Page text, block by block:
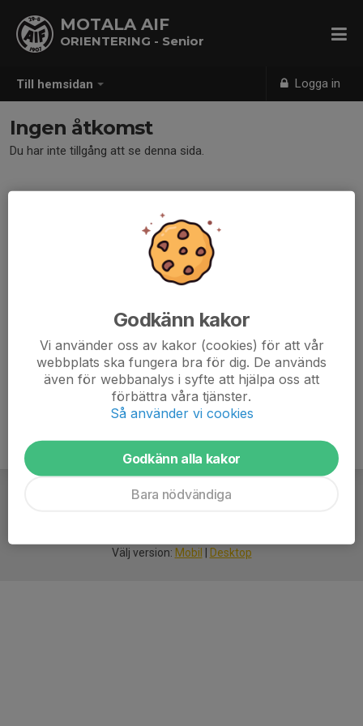
Till hemsidan Logga in
MOTALA AIF
ORIENTERING - Senior
Ingen åtkomst
Du har inte tillgång att se denna sida.
Välj version: Mobil Desktop
Godkänn kakor
Vi använder oss av kakor (cookies) för att vår
webbplats ska fungera bra för dig. De används
även för webbanalys i syfte att hjälpa oss att
förbättra våra tjänster.
Så använder vi cookies
Godkänn alla kakor
Bara nödvändiga